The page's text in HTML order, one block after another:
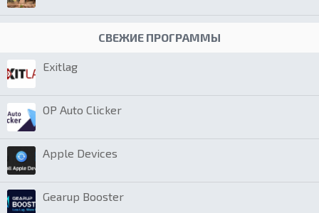
СВЕЖИЕ ПРОГРАММЫ
Exitlag
OP Auto Clicker
Apple Devices
Gearup Booster